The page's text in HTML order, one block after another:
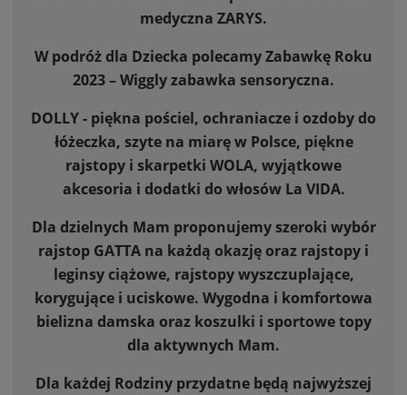
medyczna ZARYS.
W podróż dla Dziecka polecamy Zabawkę Roku
2023 – Wiggly zabawka sensoryczna.
DOLLY - piękna pościel, ochraniacze i ozdoby do
łóżeczka, szyte na miarę w Polsce, piękne
rajstopy i skarpetki WOLA, wyjątkowe
akcesoria i dodatki do włosów La VIDA.
Dla dzielnych Mam proponujemy szeroki wybór
rajstop GATTA na każdą okazję oraz rajstopy i
leginsy ciążowe, rajstopy wyszczuplające,
korygujące i uciskowe. Wygodna i komfortowa
bielizna damska oraz koszulki i sportowe topy
dla aktywnych Mam.
Dla każdej Rodziny przydatne będą najwyższej